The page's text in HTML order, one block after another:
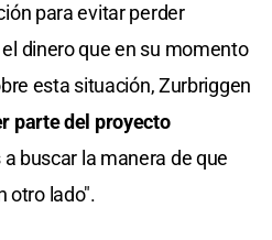
para evitar perder
dinero que en su momento
esta situación, Zurbriggen
parte del proyecto
buscar la manera de que
otro lado".